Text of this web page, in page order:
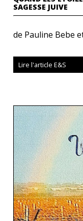
SAGESSE JUIVE
de Pauline Bebe
Lire l'article E&S